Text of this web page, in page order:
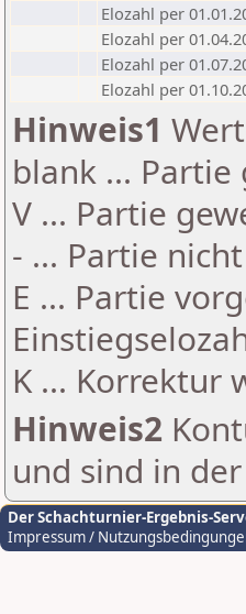
Elozahl per
Elozahl per
Elozahl per
Elozahl per
Hinweis1
blank ...
V ... Partie
- ... Partie
E ... Partie
K ... Korrektur
Hinweis2
und sind in
Der Schachturnier-Ergebnis-
Impressum /